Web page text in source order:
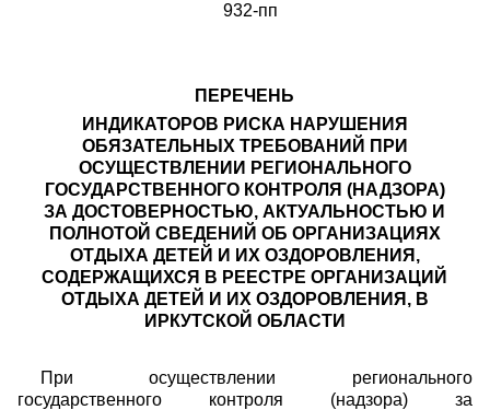
932-пп
ПЕРЕЧЕНЬ
ИНДИКАТОРОВ РИСКА НАРУШЕНИЯ
ОБЯЗАТЕЛЬНЫХ ТРЕБОВАНИЙ ПРИ
ОСУЩЕСТВЛЕНИИ РЕГИОНАЛЬНОГО
ГОСУДАРСТВЕННОГО КОНТРОЛЯ (НАДЗОРА)
ЗА ДОСТОВЕРНОСТЬЮ, АКТУАЛЬНОСТЬЮ И
ПОЛНОТОЙ СВЕДЕНИЙ ОБ ОРГАНИЗАЦИЯХ
ОТДЫХА ДЕТЕЙ И ИХ ОЗДОРОВЛЕНИЯ,
СОДЕРЖАЩИХСЯ В РЕЕСТРЕ ОРГАНИЗАЦИЙ
ОТДЫХА ДЕТЕЙ И ИХ ОЗДОРОВЛЕНИЯ, В
ИРКУТСКОЙ ОБЛАСТИ
При осуществлении регионального
государственного контроля (надзора) за